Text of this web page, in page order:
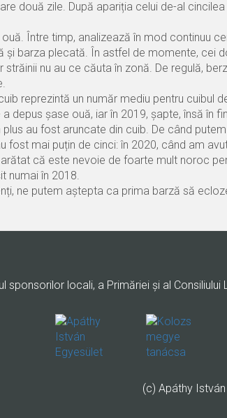
două zile. După apariția celui de-al
Între timp, analizează în mod continuu
și barza plecată. În astfel de momente, cei
nu au ce căuta în zonă. De regulă,
reprezintă un număr mediu pentru cuibul
a depus șase ouă, iar în 2019, șapte, însă în
au fost aruncate din cuib. De când
fost mai puțin de cinci: în 2020, când am
că este nevoie de foarte mult noroc
numai în 2018.
ne putem aștepta ca prima barză să
sponsorilor locali, a Primăriei şi al
(c) Apáthy